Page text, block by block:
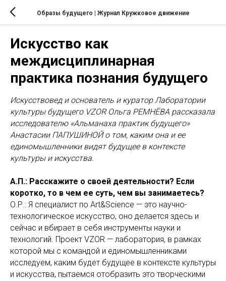
Образы будущего | Журнал Кружковое движение
Искусство как
междисциплинарная
практика познания будущего
Искусствовед и основатель и куратор Лаборатории
культуры будущего VZOR Ольга РЕМНЁВА рассказала
исследователю «Альманаха практик будущего»
Анастасии ПАПУШИНОЙ о том, каким она и ее
единомышленники видят будущее в контексте
культуры и искусства.
А.П.: Расскажите о своей деятельности? Если
коротко, то в чем ее суть, чем вы занимаетесь?
О.Р.: Я специалист по Art&Science — это научно-
технологическое искусство, оно делается здесь и
сейчас и вбирает в себя инструменты науки и
технологий. Проект VZOR — лаборатория, в рамках
которой мы с командой и единомышленниками
исследуем, каким будет будущее в контексте культуры
и искусства, пытаемся отобразить это творческими